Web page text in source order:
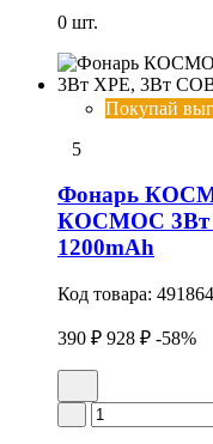
0 шт.
Покупай
5
Фонарь
КОСМОС 3Вт
1200mAh
Код товара: 491864
390 ₽ 928 ₽ -58%